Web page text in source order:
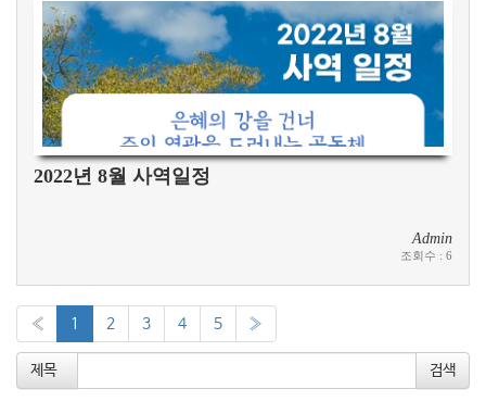
2022년 8월 사역일정
Admin
조회수 : 6
« 1 2 3 4 5 »
제목